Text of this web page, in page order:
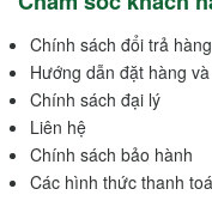
Chính sách đổi trả hàng
Hướng dẫn đặt hàng
Chính sách đại lý
Liên hệ
Chính sách bảo hành
Các hình thức thanh